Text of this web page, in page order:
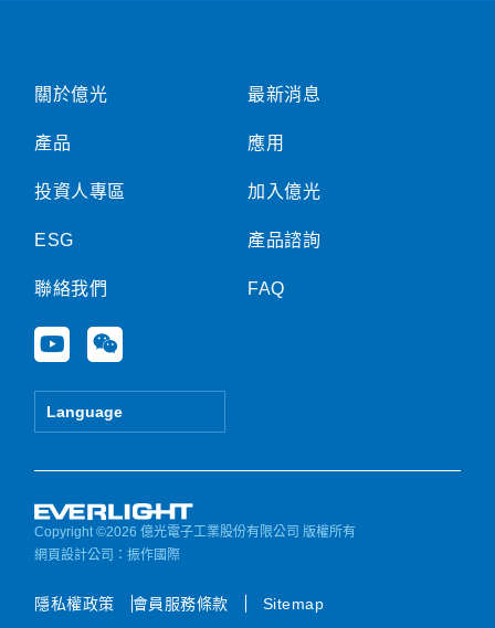
關於億光
產品
投資人專區
ESG
聯絡我們
Y
o
u
e
W
e
i
Language
最新消息
應用
加入億光
產品諮詢
FAQ
Copyright ©2026 億光電子工業股份有限公司 版權所有
網頁設計公司 ：振作國際
隱私權政策 會員服務條款 Sitemap